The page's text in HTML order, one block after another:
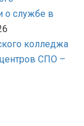
о службе в
колледжа
СПО –